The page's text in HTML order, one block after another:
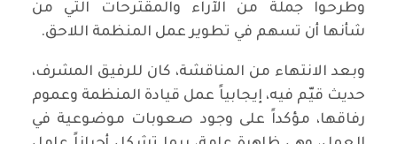
وطرحوا جملة من الآراء والمقترحات التي من
شأنها أن تسهم في تطوير عمل المنظمة اللاحق.
وبعد الانتهاء من المناقشة، كان للرفيق المشرف،
حديث قيّم فيه، إيجابياً عمل قيادة المنظمة وعموم
رفاقها، مؤكداً على وجود صعوبات موضوعية في